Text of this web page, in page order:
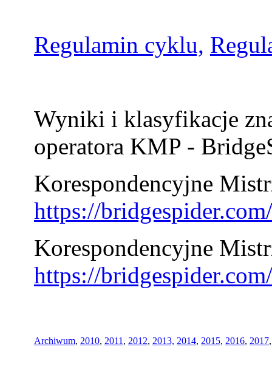
Regulamin cyklu,
Wyniki i klasyfikacje
operatora KMP -
Korespondencyjne
https://
Korespondencyjne
https://
Archiwum, 2010, 2011 , 2012, 2013, 2014, 2015, 2016, 2017